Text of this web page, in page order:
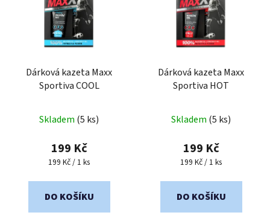
Dárková kazeta Maxx
Sportiva COOL
Skladem (5 ks)
199 Kč
Měrná
199 Kč / 1 ks
DO KOŠÍKU
Dárková kazeta Maxx
Sportiva HOT
Skladem (5 ks)
199 Kč
Měrná
199 Kč / 1 ks
DO KOŠÍKU